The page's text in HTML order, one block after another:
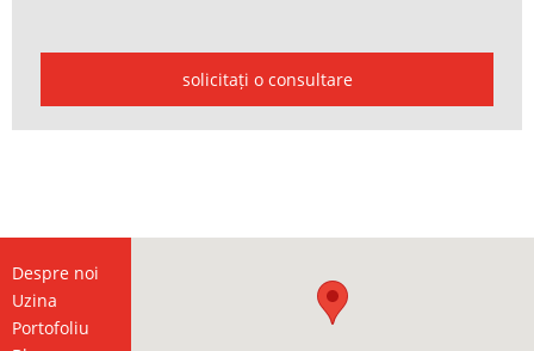
solicitați o consultare
Despre noi
Uzina
Portofoliu